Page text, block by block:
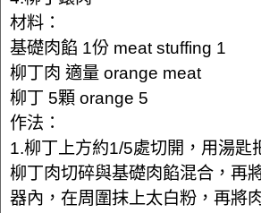
材料：
基礎肉餡 1份 meat stuffing 1
柳丁肉 適量 orange meat
柳丁 5顆 orange 5
作法：
1.柳丁上方約1/5處切開，用湯匙
柳丁肉切碎與基礎肉餡混合，再
器內，在周圍抹上太白粉，再將